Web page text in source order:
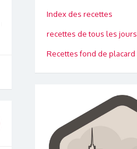
Index des recettes
recettes de tous les jours
Recettes fond de placard